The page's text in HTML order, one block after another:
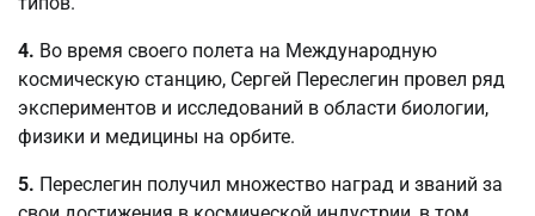
4. Во время своего полета на Международную
космическую станцию, Сергей Переслегин провел ряд
экспериментов и исследований в области биологии,
физики и медицины на орбите.
5. Переслегин получил множество наград и званий за